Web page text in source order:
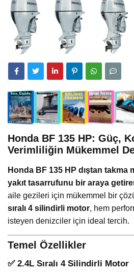
Honda BF 135 HP: Güç,
Verimliliğin Mükemmel
Honda BF 135 HP dıştan takma
yakıt tasarrufunu bir araya
aile gezileri için mükemmel bir
sıralı 4 silindirli motor, hem
isteyen denizciler için ideal tercih.
Temel Özellikler
✅ 2.4L Sıralı 4 Silindirli Motor